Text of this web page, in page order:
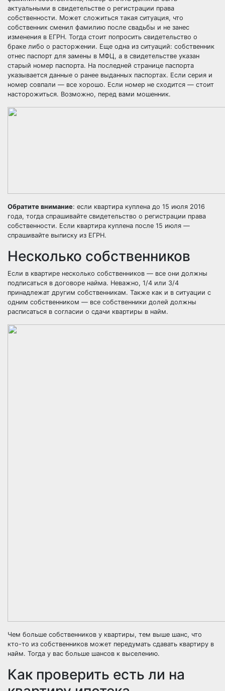
актуальными в свидетельстве о регистрации права
собственности. Может сложиться такая ситуация, что
собственник сменил фамилию после свадьбы и не занес
изменения в ЕГРН. Тогда стоит попросить свидетельство о
браке либо о расторжении. Еще одна из ситуаций: собственник
отнес паспорт для замены в МФЦ, а в свидетельстве указан
старый номер паспорта. На последней странице паспорта
указывается данные о ранее выданных паспортах. Если серия и
номер совпали — все хорошо. Если номер не сходится — стоит
насторожиться. Возможно, перед вами мошенник.
Обратите внимание: если квартира куплена до 15 июля 2016
года, тогда спрашивайте свидетельство о регистрации права
собственности. Если квартира куплена после 15 июля —
спрашивайте выписку из ЕГРН.
Несколько собственников
Если в квартире несколько собственников — все они должны
подписаться в договоре найма. Неважно, 1/4 или 3/4
принадлежат другим собственникам. Также как и в ситуации с
одним собственником — все собственники долей должны
расписаться в согласии о сдачи квартиры в найм.
Чем больше собственников у квартиры, тем выше шанс, что
кто-то из собственников может передумать сдавать квартиру в
найм. Тогда у вас больше шансов к выселению.
Как проверить есть ли на